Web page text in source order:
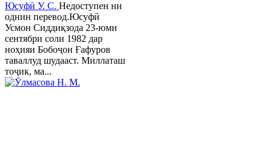
Юсуфӣ У. C. Недоступен ни
однин перевод.Юсуфӣ
Усмон Сиддиқзода 23-юми
сентябри соли 1982 дар
ноҳияи Бобоҷон Ғафуров
таваллуд шудааст. Миллаташ
тоҷик, ма...